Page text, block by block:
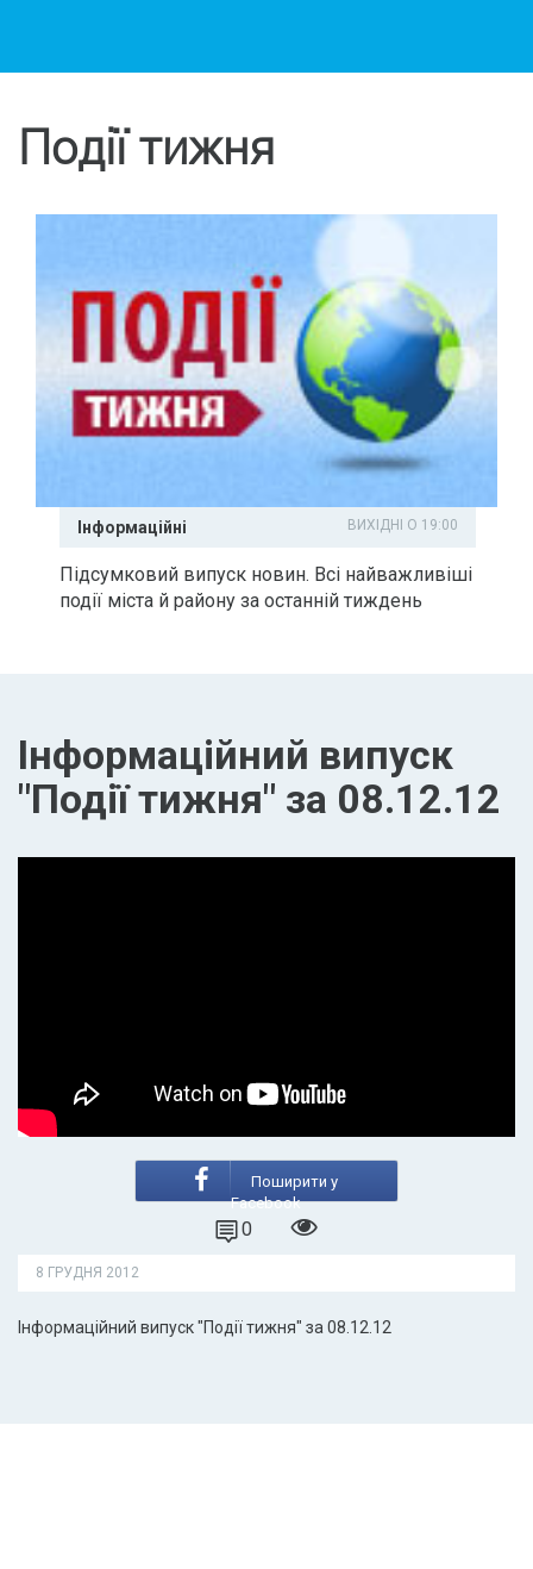
Події тижня
Інформаційні ВИХІДНІ О 19:00
Підсумковий випуск новин. Всі найважливіші
події міста й району за останній тиждень
Інформаційний випуск
"Події тижня" за 08.12.12
Поширити у
Facebook
0
8 ГРУДНЯ 2012
Інформаційний випуск "Події тижня" за 08.12.12